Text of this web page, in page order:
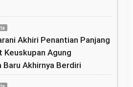
Akhiri Penantian Panjang
Keuskupan Agung
Baru Akhirnya Berdiri